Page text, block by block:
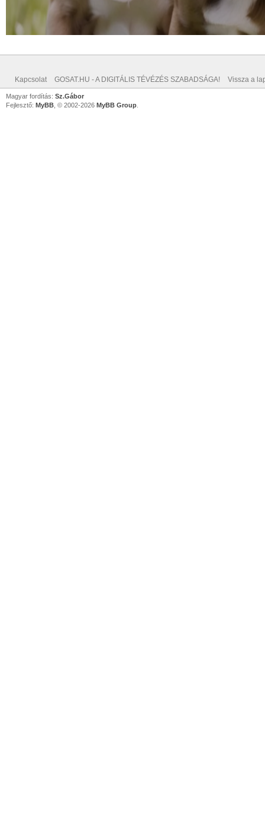
Kapcsolat GOSAT.HU - A DIGITÁLIS TÉVÉZÉS SZABADSÁGA! Vissza a
Magyar fordítás: Sz.Gábor
Fejlesztő: MyBB , © 2002-2026 MyBB Group